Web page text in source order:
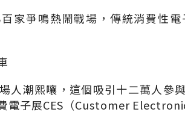
家爭鳴熱鬧戰場，傳統消費性
人潮熙嚷，這個吸引十二萬人參
電子展CES（Customer